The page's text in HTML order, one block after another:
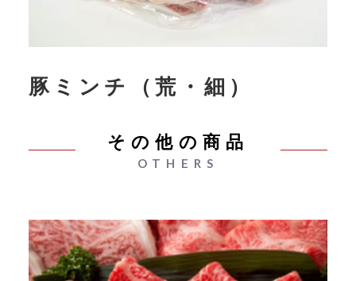
豚ミンチ（荒・細）
その他の商品
OTHERS